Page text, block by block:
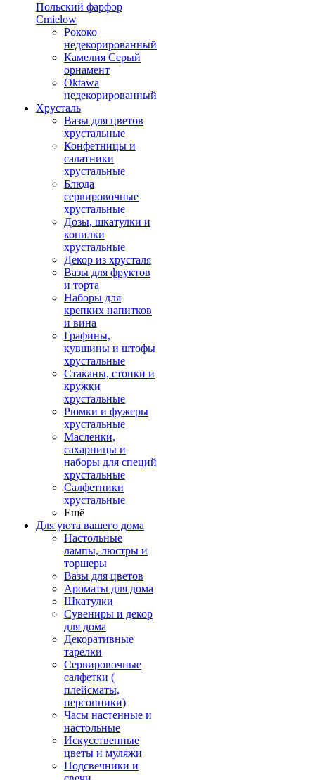
Польский фарфор
Сmielow
Рококо
недекорированный
Камелия Серый
орнамент
Oktawa
недекорированный
Хрусталь
Вазы для цветов
хрустальные
Конфетницы и
салатники
хрустальные
Блюда
сервировочные
хрустальные
Дозы, шкатулки и
копилки
хрустальные
Декор из хрусталя
Вазы для фруктов
и торта
Наборы для
крепких напитков
и вина
Графины,
кувшины и штофы
хрустальные
Стаканы, стопки и
кружки
хрустальные
Рюмки и фужеры
хрустальные
Масленки,
сахарницы и
наборы для специй
хрустальные
Салфетники
хрустальные
Ещё
Для уюта вашего дома
Настольные
лампы, люстры и
торшеры
Вазы для цветов
Ароматы для дома
Шкатулки
Сувениры и декор
для дома
Декоративные
тарелки
Сервировочные
салфетки (
плейсматы,
персонники)
Часы настенные и
настольные
Искусственные
цветы и муляжи
Подсвечники и